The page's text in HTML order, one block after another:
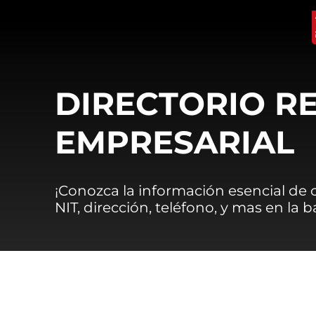
DIRECTORIO
EMPRESARIAL
¡Conozca la información esencial
NIT, dirección, teléfono, y mas en la